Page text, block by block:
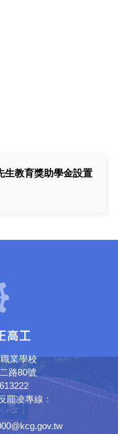
生教育獎助學金設置
業學校
路80號
罷凌專線：